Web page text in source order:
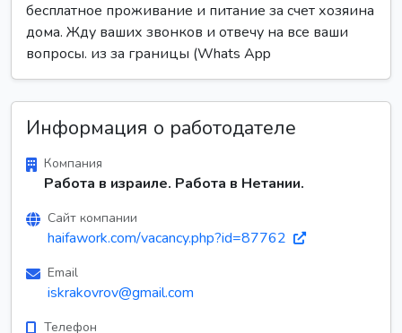
бесплатное проживание и питание за счет хозяина
дома. Жду ваших звонков и отвечу на все ваши
вопросы. из за границы (Whats App
Информация о работодателе
Компания
Работа в израиле. Работа в Нетании.
Сайт компании
haifawork.com/vacancy.php?id=87762
Email
iskrakovrov@gmail.com
Телефон